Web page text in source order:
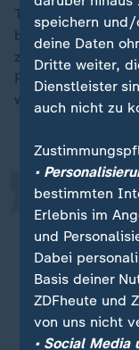
Teilnehmenden
beim Essen auch
zuvor", sagt
Probanden
weniger unter
Es gibt
manche
könnten.
„
speichern
deine Daten
Dritte weiter,
Dienstleister
auch nicht zu
•
bestimmten
Erlebnis im
und
Dabei
Basis deiner
ZDFheute und
von uns nicht
• Social